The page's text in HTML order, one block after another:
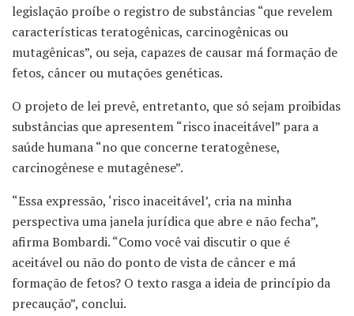
legislação proíbe o registro de substâncias “que revelem
características teratogênicas, carcinogênicas ou
mutagênicas”, ou seja, capazes de causar má formação de
fetos, câncer ou mutações genéticas.
O projeto de lei prevê, entretanto, que só sejam proibidas
substâncias que apresentem “risco inaceitável” para a
saúde humana “no que concerne teratogênese,
carcinogênese e mutagênese”.
“Essa expressão, ‘risco inaceitável’, cria na minha
perspectiva uma janela jurídica que abre e não fecha”,
afirma Bombardi. “Como você vai discutir o que é
aceitável ou não do ponto de vista de câncer e má
formação de fetos? O texto rasga a ideia de princípio da
precaução”, conclui.